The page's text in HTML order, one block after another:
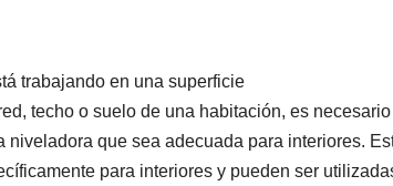
trabajando en una superficie
techo o suelo de una habitación, es necesario
niveladora que sea adecuada para interiores.
para interiores y pueden ser